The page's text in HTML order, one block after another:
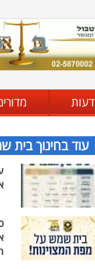
דעות
עוד בחינוך בית